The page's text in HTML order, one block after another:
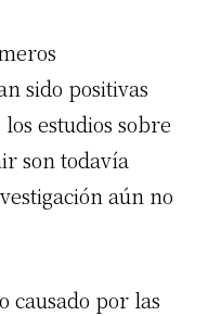
sido positivas
estudios sobre
son todavía
aún no
causado por las